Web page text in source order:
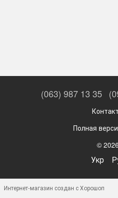
(063) 987 13 35
Полная
© 2026
Укр
Интернет-магазин создан с Хорошоп